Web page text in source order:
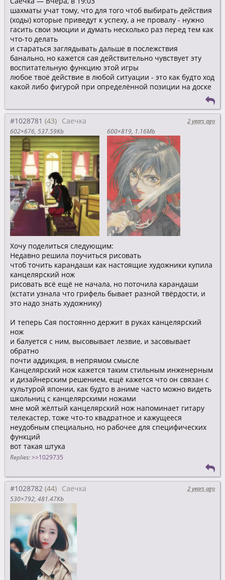
шахматы учат тому, что для того чтоб выбирать действия
(ходы) которые приведут к успеху, а не провалу - нужно
гасить свои эмоции и думать несколько раз перед тем как
что-то делать
и стараться заглядывать дальше в послежствия
банально, но кажется сая действительно чувствует эту
воспитательную функцию этой игры
любое твоё действие в любой ситуации - это как будто ход
какой либо фигурой при определённой позиции на доске
#1028781 Саечка
2 years ago
602×676 537.59Kb 600×819 1.16Mb
Хочу поделиться следующим:
Недавно решила поучиться рисовать
чтоб точить карандаши как настоящие художники купила
канцелярский нож
рисовать всё ещё не начала, но поточила карандаши
(кстати узнала что грифель бывает разной твёрдости, и
это надо знать художнику)
И теперь Сая постоянно держит в руках канцелярский
нож
и балуется с ним, высовывает лезвие, и засовывает
обратно
почти аддикция, в непрямом смысле
Канцелярский нож кажется таким стильным инженерным
и дизайнерским решением, ещё кажется что он связан с
культурой японии, как будто в аниме часто можно видеть
школьниц с канцелярскими ножами
мне мой жёлтый канцелярский нож напоминает гитару
телекастер, тоже что-то квадратное и кажущееся
неудобным специально, но рабочее для специфических
функций
вот такая штука
Replies: >>1029735
#1028782 Саечка
2 years ago
530×792 481.47Kb